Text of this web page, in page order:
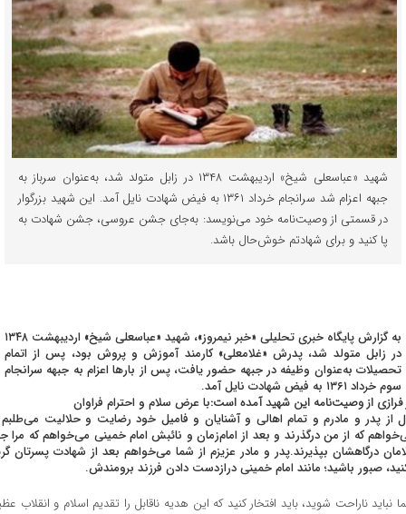
شهید «عباسعلی شیخ» اردیبهشت ۱۳۴۸ در زابل متولد شد، به‌عنوان سرباز به
جبهه اعزام شد سرانجام خرداد ۱۳۶۱ به فیض شهادت نایل آمد. این شهید بزرگوار
در قسمتی از وصیت‌نامه خود می‌نویسد: به‌جای جشن عروسی، جشن شهادت به
پا کنید و برای شهادتم خوش‌حال باشد.
به گزارش پایگاه خبری تحلیلی «خبر نیمروز»، شهید «عباسعلی شیخ» اردیبهشت ۱۳۴۸
در زابل متولد شد، پدرش «غلامعلی» کارمند آموزش و پروش بود، پس از اتمام
تحصیلات به‌عنوان وظیفه در جبهه حضور یافت، پس از بارها اعزام به جبهه سرانجام
سوم خرداد ۱۳۶۱ به فیض شهادت نایل آمد.
فرازی از وصیت‌نامه این شهید آمده است:با عرض سلام و احترام فراوان
از پدر و مادرم و تمام اهالی و آشنایان و فامیل خود رضایت و حلالیت
که از من درگذرند و بعد از امام‌زمان و نائبش امام خمینی می‌خواهم که مرا
درگاهشان بپذیرند.پدر و مادر عزیزم از شما می‌خواهم بعد از شهادت پسرتان
صبور باشید؛ مانند امام خمینی درازدست دادن فرزند برومندش.
نباید ناراحت شوید، باید افتخار کنید که این هدیه ناقابل را تقدیم اسلام و انقلاب